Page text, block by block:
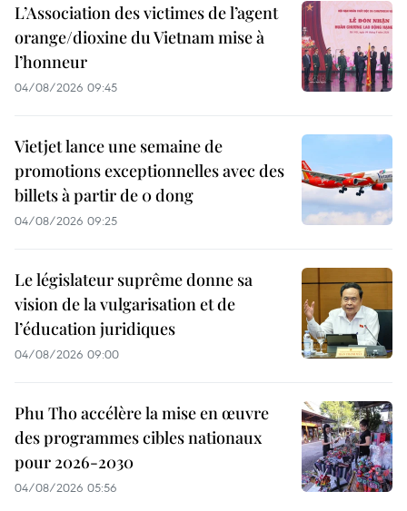
L’Association des victimes de l’agent
orange/dioxine du Vietnam mise à
l’honneur
04/08/2026 09:45
Vietjet lance une semaine de
promotions exceptionnelles avec des
billets à partir de 0 dong
04/08/2026 09:25
Le législateur suprême donne sa
vision de la vulgarisation et de
l’éducation juridiques
04/08/2026 09:00
Phu Tho accélère la mise en œuvre
des programmes cibles nationaux
pour 2026-2030
04/08/2026 05:56